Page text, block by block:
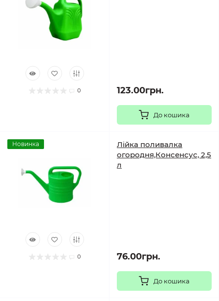
0 123.00грн.
До кошика
Новинка
0
Лійка поливалка
огородня,Консенсус, 2,5
л
76.00грн.
До кошика